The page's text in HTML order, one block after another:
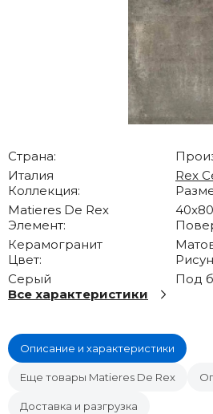
Страна:
Италия
Rex
Коллекция:
Matieres De Rex
40x80
Элемент:
Керамогранит
Цвет:
Серый
Под
Все характеристики
Описание и характеристики
Еще товары Matieres De Rex
Доставка и разгрузка